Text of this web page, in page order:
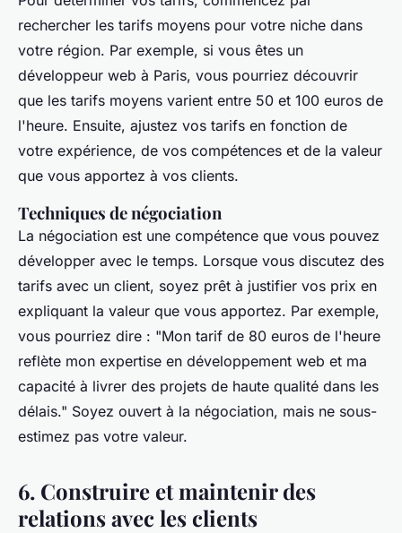
rechercher les tarifs moyens pour votre niche dans
votre région. Par exemple, si vous êtes un
développeur web à Paris, vous pourriez découvrir
que les tarifs moyens varient entre 50 et 100 euros de
l'heure. Ensuite, ajustez vos tarifs en fonction de
votre expérience, de vos compétences et de la valeur
que vous apportez à vos clients.
Techniques de négociation
La négociation est une compétence que vous pouvez
développer avec le temps. Lorsque vous discutez des
tarifs avec un client, soyez prêt à justifier vos prix en
expliquant la valeur que vous apportez. Par exemple,
vous pourriez dire : "Mon tarif de 80 euros de l'heure
reflète mon expertise en développement web et ma
capacité à livrer des projets de haute qualité dans les
délais." Soyez ouvert à la négociation, mais ne sous-
estimez pas votre valeur.
6. Construire et maintenir des
relations avec les clients